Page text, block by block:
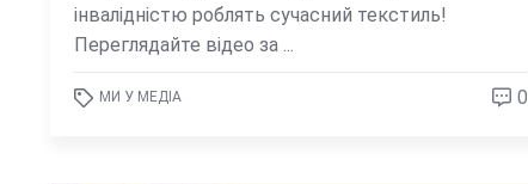
інвалідністю роблять сучасний текстиль!
Переглядайте відео за ...
МИ У МЕДІА 0